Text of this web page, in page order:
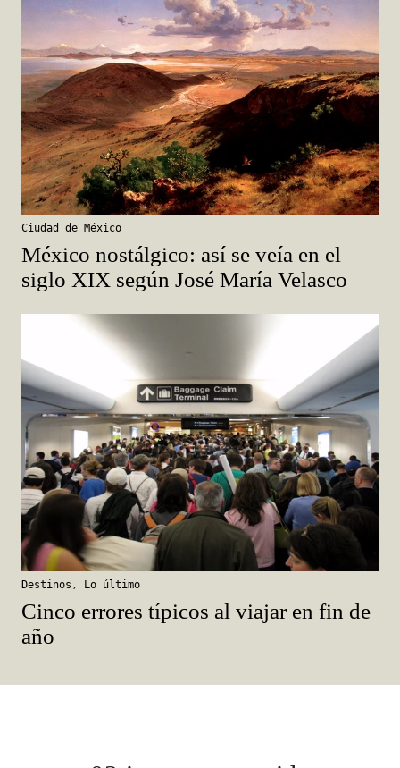
Ciudad de México
México nostálgico: así se veía en el
siglo XIX según José María Velasco
Destinos , Lo último
Cinco errores típicos al viajar en fin de
año